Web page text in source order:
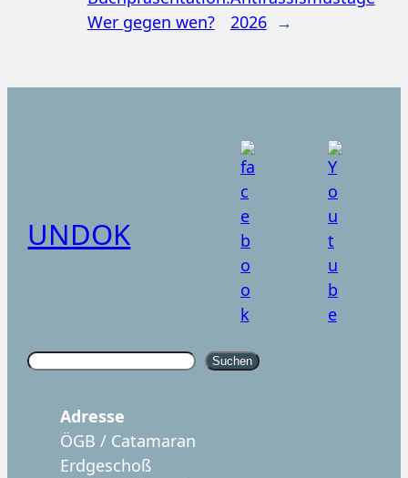
Wer gegen wen?
2026 →
UNDOK
S
Suchen
Adresse
ÖGB / Catamaran
Erdgeschoß